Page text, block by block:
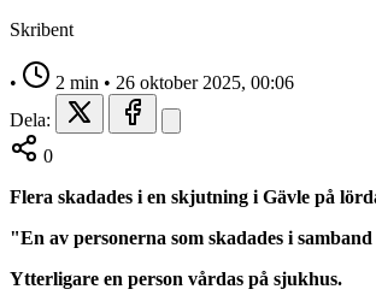
Skribent
• 2 min • 26 oktober 2025, 00:06
Dela:
0
Flera skadades i en skjutning i Gävle på
"En av personerna som skadades i
Ytterligare en person vårdas på sjukhus.